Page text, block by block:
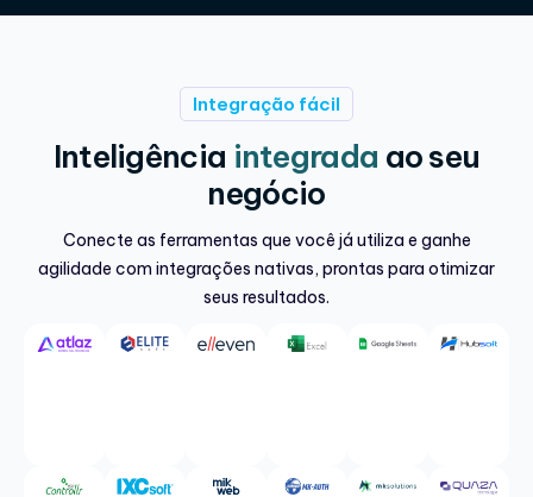
Integração fácil
Inteligência integrada ao seu
negócio
Conecte as ferramentas que você já utiliza e ganhe
agilidade com integrações nativas, prontas para otimizar
seus resultados.